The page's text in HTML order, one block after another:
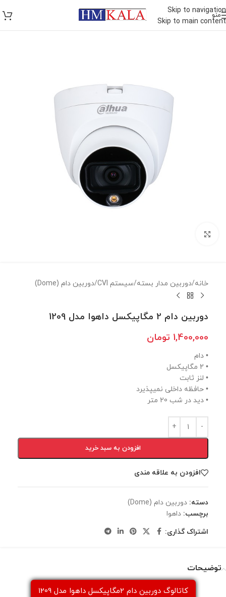
Skip to navigation
Skip to main content
منو
خانه/دوربين مدار بسته/سيستم CVI /دوربين دام (Dome)
دوربین دام 2 مگاپیکسل داهوا مدل 1209
1,400,000 تومان
• دام
• 2 مگاپیکسل
• لنز ثابت
• حافظه داخلی نمیپذیرد
• دید در شب 20 متر
افزودن به سبد خرید
افزودن به علاقه مندی
دسته: دوربين دام (Dome)
برچسب: داهوا
اشتراک گذاری:
توضیحات
کاتالوگ دوربین دام 2مگاپیکسل داهوا مدل 1209